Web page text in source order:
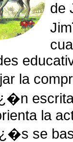
de
la
la
se